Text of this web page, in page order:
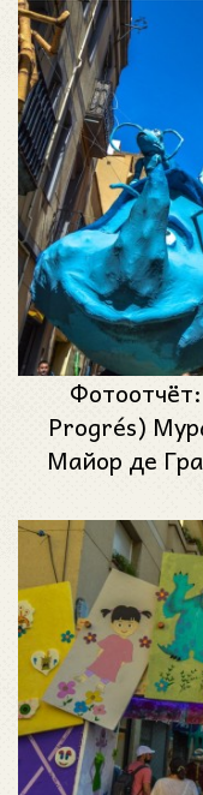
Progrés)
Майор де